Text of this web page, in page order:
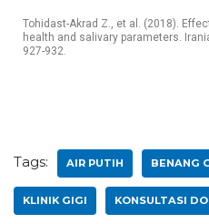
Tohidast-Akrad Z., et al. (2018).
health and salivary parameters.
927-932.
Tags: AIR PUTIH BENANG
KLINIK GIGI KONSULTASI